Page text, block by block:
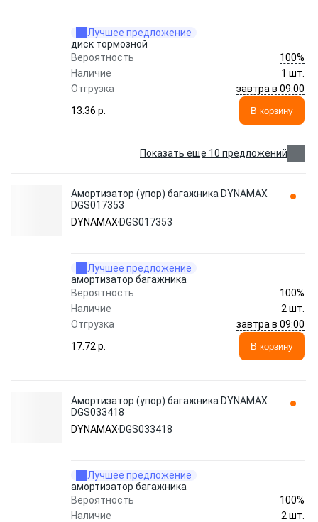
Лучшее предложение
диск тормозной
Вероятность
100%
Наличие
1 шт.
Отгрузка
завтра в 09:00
13.36 p.
В корзину
Показать еще 10 предложений
Амортизатор (упор) багажника DYNAMAX
DGS017353
DYNAMAX DGS017353
Лучшее предложение
амортизатор багажника
Вероятность
100%
Наличие
2 шт.
Отгрузка
завтра в 09:00
17.72 p.
В корзину
Амортизатор (упор) багажника DYNAMAX
DGS033418
DYNAMAX DGS033418
Лучшее предложение
амортизатор багажника
Вероятность
100%
Наличие
2 шт.